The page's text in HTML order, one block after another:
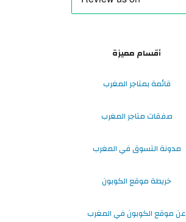
أقسام مميزة
قائمة بمتاجر المغرب
صفقات متاجر المغرب
مدونة التسوق في المغرب
خريطة موقع الكوبون
عن موقع الكوبون في المغرب